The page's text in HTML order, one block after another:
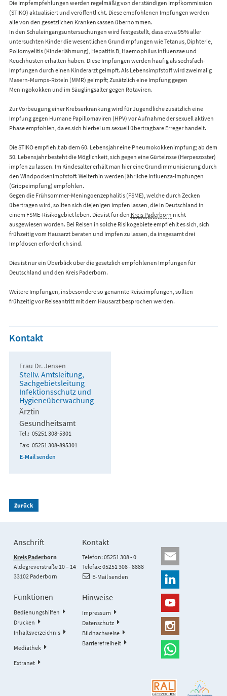
Die Impfempfehlungen werden regelmäßig von der ständigen Impfkommission
(STIKO) aktualisiert und veröffentlicht. Diese empfohlenen Impfungen werden
alle von den gesetzlichen Krankenkassen übernommen.
In den Schuleingangsuntersuchungen wird festgestellt, dass etwa 95% aller
untersuchten Kinder die wesentlichen Grundimpfungen wie Tetanus, Diphterie,
Poliomyelitis (Kinderlähmung), Hepatitis B, Haemophilus influenzae und
Keuchhusten erhalten haben. Diese Impfungen werden häufig als sechsfach-
Impfungen durch einen Kinderarzt geimpft. Als Lebensimpfstoff wird zweimalig
Masern-Mumps-Röteln (MMR) geimpft; Zusätzlich eine Impfung gegen
Meningokokken und im Säuglingsalter gegen Rotaviren.
Zur Vorbeugung einer Krebserkrankung wird für Jugendliche zusätzlich eine
Impfung gegen Humane Papillomaviren (HPV) vor Aufnahme der sexuell aktiven
Phase empfohlen, da es sich hierbei um sexuell übertragbare Erreger handelt.
Die STIKO empfiehlt ab dem 60. Lebensjahr eine Pneumokokkenimpfung; ab dem
50. Lebensjahr besteht die Möglichkeit, sich gegen eine Gürtelrose (Herpeszoster)
impfen zu lassen. Im Kindesalter erhält man hier eine Grundimmunisierung durch
den Windpockenimpfstoff. Weiterhin werden jährliche Influenza-Impfungen
(Grippeimpfung) empfohlen.
Gegen die Frühsommer-Meningoenzephalitis (FSME), welche durch Zecken
übertragen wird, sollten sich diejenigen impfen lassen, die in Deutschland in
einem FSME-Risikogebiet leben. Dies ist für den Kreis Paderborn nicht
ausgewiesen worden. Bei Reisen in solche Risikogebiete empfiehlt es sich, sich
frühzeitig vom Hausarzt beraten und impfen zu lassen, da insgesamt drei
Impfdosen erforderlich sind.
Dies ist nur ein Überblick über die gesetzlich empfohlenen Impfungen für
Deutschland und den Kreis Paderborn.
Weitere Impfungen, insbesondere so genannte Reiseimpfungen, sollten
frühzeitig vor Reiseantritt mit dem Hausarzt besprochen werden.
Kontakt
Frau Dr. Jensen
Stellv. Amtsleitung,
Sachgebietsleitung
Infektionsschutz und
Hygieneüberwachung
Ärztin
Gesundheitsamt
Tel. 05251 308-5301
Fax 05251 308-895301
E-Mail senden
Zurück
Anschrift
Kreis Paderborn
Aldegreverstraße 10 – 14
33102 Paderborn
Kontakt
Telefon: 05251 308 - 0
Telefax: 05251 308 - 8888
E-Mail senden
Funktionen
Bedienungshilfen
Drucken
Inhaltsverzeichnis
Mediathek
Extranet
Hinweise
Impressum
Datenschutz
Bildnachweise
Barrierefreiheit